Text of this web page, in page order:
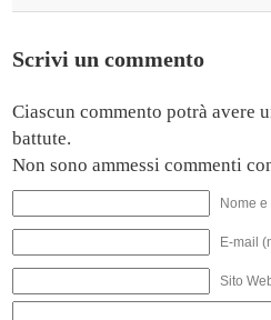
Scrivi un commento
Ciascun commento potrà avere
battute.
Non sono ammessi commenti
Nome
E-mail
Sito